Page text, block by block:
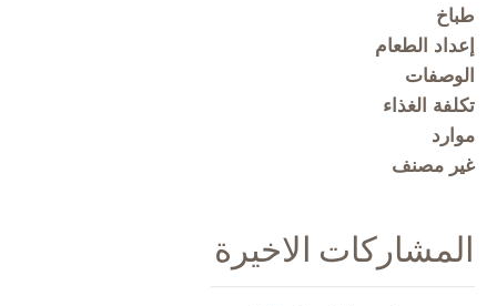
طباخ
إعداد الطعام
الوصفات
تكلفة الغذاء
موارد
غير مصنف
المشاركات الاخيرة